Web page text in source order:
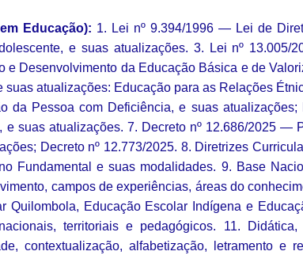
Educação): 1. Lei nº 9.394/1996 — Lei de
e suas atualizações. 3. Lei nº
Desenvolvimento da Educação Básica e de
suas atualizações: Educação para as Relações
da Pessoa com Deficiência, e suas
e suas atualizações. 7. Decreto nº 12.686/2025
Decreto nº 12.773/2025. 8. Diretrizes
Fundamental e suas modalidades. 9. Base
campos de experiências, áreas do
Quilombola, Educação Escolar Indígena e
territoriais e pedagógicos. 11.
contextualização, alfabetização, letramento